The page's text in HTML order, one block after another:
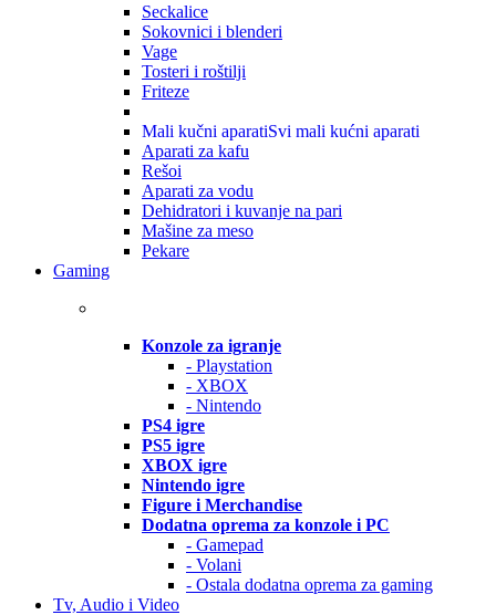
Seckalice
Sokovnici i blenderi
Vage
Tosteri i roštilji
Friteze
Mali kučni aparatiSvi mali kućni aparati
Aparati za kafu
Rešoi
Aparati za vodu
Dehidratori i kuvanje na pari
Mašine za meso
Pekare
Gaming
Konzole za igranje
- Playstation
- XBOX
- Nintendo
PS4 igre
PS5 igre
XBOX igre
Nintendo igre
Figure i Merchandise
Dodatna oprema za konzole i PC
- Gamepad
- Volani
- Ostala dodatna oprema za gaming
Tv, Audio i Video